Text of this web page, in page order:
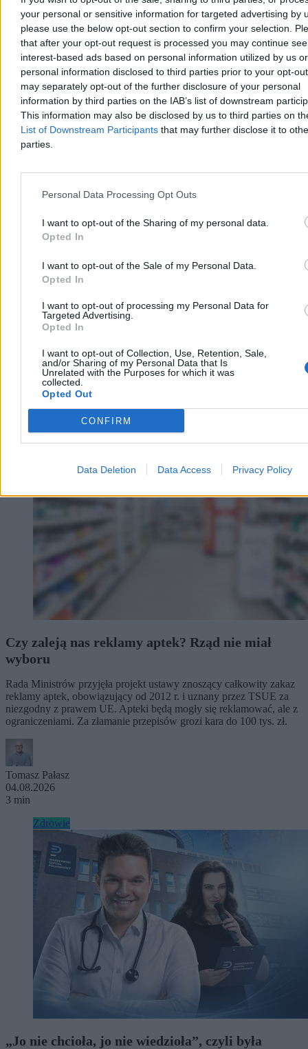
your personal or sensitive information for targeted advertising by
please use the below opt-out section to confirm your selection.
that after your opt-out request is processed you may continue
interest-based ads based on personal information utilized by us or
personal information disclosed to third parties prior to your opt-
may separately opt-out of the further disclosure of your personal
information by third parties on the IAB’s list of downstream
This information may also be disclosed by us to third parties on
List of Downstream Participants that may further disclose it to
parties.
Personal Data Processing Opt Outs
I want to opt-out of the Sharing of my personal data.
Opted In
I want to opt-out of the Sale of my Personal Data.
Opted In
I want to opt-out of processing my Personal Data for
Targeted Advertising.
Opted In
I want to opt-out of Collection, Use, Retention, Sale,
and/or Sharing of my Personal Data that Is
Unrelated with the Purposes for which it was
collected.
Opted Out
CONFIRM
Data Deletion Data Access Privacy Policy
Oczyszczanie krwi z mikroplastiku i toksyn.
Obiecujące badania niemieckich naukowców
Naukowcy z uczelni w Dreźnie natrafili na nowe zastosowanie
znanej metody medycznej. Afereza terapeutyczna, dotąd stosowana
głównie w chorobach układu krążenia i autoimmunologicznych,
może skutecznie filtrować z ludzkiej krwi mikroplastik oraz
toksyczne związki PFAS.
Tomasz Pałasz
Reklama
Reklama
Czy zaleją nas reklamy aptek? Rząd nie miał
wyboru
Rada Ministrów przyjęła projekt ustawy znoszący całkowity zakaz
reklamy aptek, obowiązujący od 2012 r. i uznany przez TSUE za
niezgodny z prawem UE. Apteki będą mogły się reklamować, ale z
ograniczeniami. Za złamanie przepisów grozi kara do 100 tys. zł.
Tomasz Pałasz
04.08.2026
3 min
Zdrowie
„Jo nie chcioła, jo nie wiedzioła”, czyli była